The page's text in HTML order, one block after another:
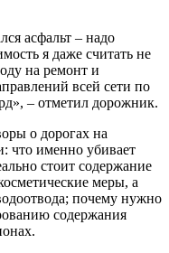
асфальт – надо
я даже считать не
на ремонт и
всей сети по
– отметил дорожник.
о дорогах на
что именно убивает
стоит содержание
меры, а
почему нужно
содержания